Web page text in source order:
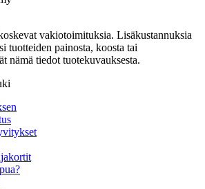
vakiotoimituksia. Lisäkustannuksia
tuotteiden painosta, koosta tai
nämä tiedot tuotekuvauksesta.